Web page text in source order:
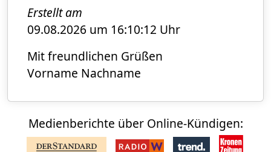
Erstellt am
09.08.2026 um 16:10:12 Uhr
Mit freundlichen Grüßen
Vorname Nachname
Medienberichte über Online-Kündigen: